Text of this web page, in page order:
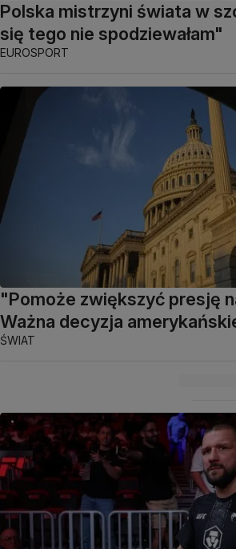
Polska mistrzyni świata w
się tego nie spodziewałam"
EUROSPORT
"Pomoże zwiększyć presję
Ważna decyzja
ŚWIAT